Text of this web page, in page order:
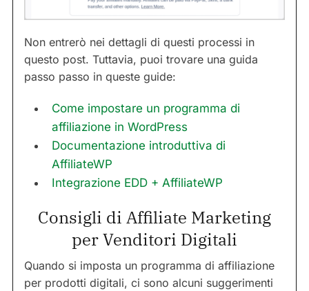
Non entrerò nei dettagli di questi processi in
questo post. Tuttavia, puoi trovare una guida
passo passo in queste guide:
Come impostare un programma di
affiliazione in WordPress
Documentazione introduttiva di
AffiliateWP
Integrazione EDD + AffiliateWP
Consigli di Affiliate Marketing
per Venditori Digitali
Quando si imposta un programma di affiliazione
per prodotti digitali, ci sono alcuni suggerimenti